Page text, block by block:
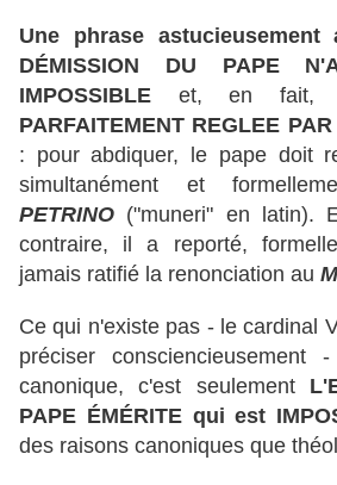
Une phrase astucieusement
DÉMISSION DU PAPE
IMPOSSIBLE et, en fait,
PARFAITEMENT REGLEE
: pour abdiquer, le pape doit
simultanément et
PETRINO ("muneri" en latin).
contraire, il a reporté,
jamais ratifié la renonciation au
Ce qui n'existe pas - le cardinal
préciser consciencieusement
canonique, c'est seulement
PAPE ÉMÉRITE qui est
des raisons canoniques que